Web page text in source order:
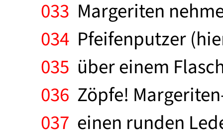
033 Margeriten
034 Pfeifenputzer
035 über einem
036 Zöpfe!
037 einen runden